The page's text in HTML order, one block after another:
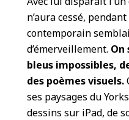
n’aura cessé,
contemporain
d’émerveillement. On
bleus impossibles,
des poèmes visuels.
ses paysages du
dessins sur iPad, de